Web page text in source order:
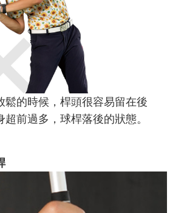
的時候，桿頭很容易留在後
前過多，球桿落後的狀態。